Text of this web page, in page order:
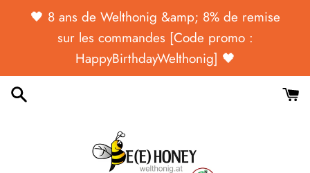
Passer🖤 ​​​​8 ans de Welthonig &amp; 8% de remise
sur les commandes [Code promo :
HappyBirthdayWelthonig] 🖤